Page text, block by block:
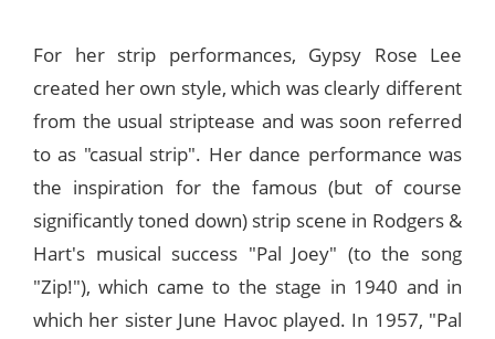
For her strip performances, Gypsy Rose Lee
created her own style, which was clearly different
from the usual striptease and was soon referred
to as "casual strip". Her dance performance was
the inspiration for the famous (but of course
significantly toned down) strip scene in Rodgers &
Hart's musical success "Pal Joey" (to the song
"Zip!"), which came to the stage in 1940 and in
which her sister June Havoc played. In 1957, "Pal